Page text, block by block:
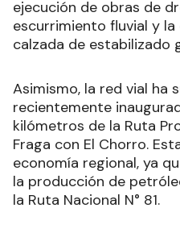
ejecución de obras de
escurrimiento fluvial y
calzada de estabilizado
Asimismo, la red vial ha
recientemente
kilómetros de la Ruta
Fraga con El Chorro.
economía regional, ya
la producción de
la Ruta Nacional N° 81.